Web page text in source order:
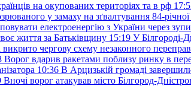
на окупованих територіях та в рф
у замаху на зґвалтування 84-
електроенергію з України через
життя за Батьківщину 15:19 У Білгороді-
чергову схему незаконного
Ворог вдарив ракетами поблизу ринку в
10:36 В Арцизькій громаді
Вночі ворог атакував місто Білгород-